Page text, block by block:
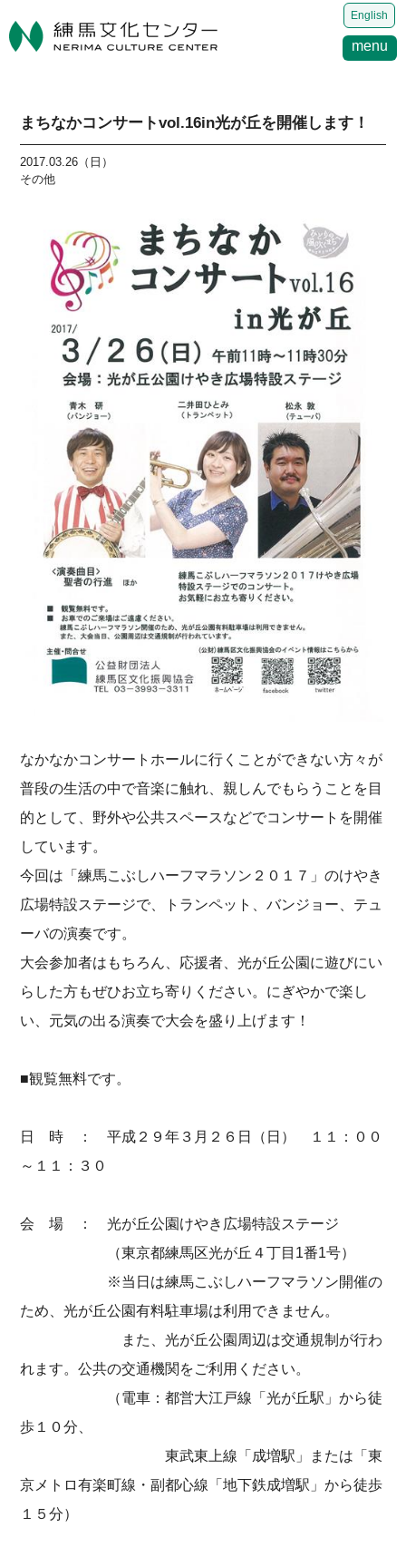
English
menu
まちなかコンサートvol.16in光が丘を開催します！
2017.03.26（日）
その他
なかなかコンサートホールに行くことができない方々が
普段の生活の中で音楽に触れ、親しんでもらうことを目
的として、野外や公共スペースなどでコンサートを開催
しています。
今回は「練馬こぶしハーフマラソン２０１７」のけやき
広場特設ステージで、トランペット、バンジョー、テュ
ーバの演奏です。
大会参加者はもちろん、応援者、光が丘公園に遊びにい
らした方もぜひお立ち寄りください。にぎやかで楽し
い、元気の出る演奏で大会を盛り上げます！
■観覧無料です。
日 時 ： 平成２９年３月２６日（日） １１：００
～１１：３０
会 場 ： 光が丘公園けやき広場特設ステージ
（東京都練馬区光が丘４丁目1番1号）
※当日は練馬こぶしハーフマラソン開催の
ため、光が丘公園有料駐車場は利用できません。
また、光が丘公園周辺は交通規制が行わ
れます。公共の交通機関をご利用ください。
（電車：都営大江戸線「光が丘駅」から徒
歩１０分、
東武東上線「成増駅」または「東
京メトロ有楽町線・副都心線「地下鉄成増駅」から徒歩
１５分）